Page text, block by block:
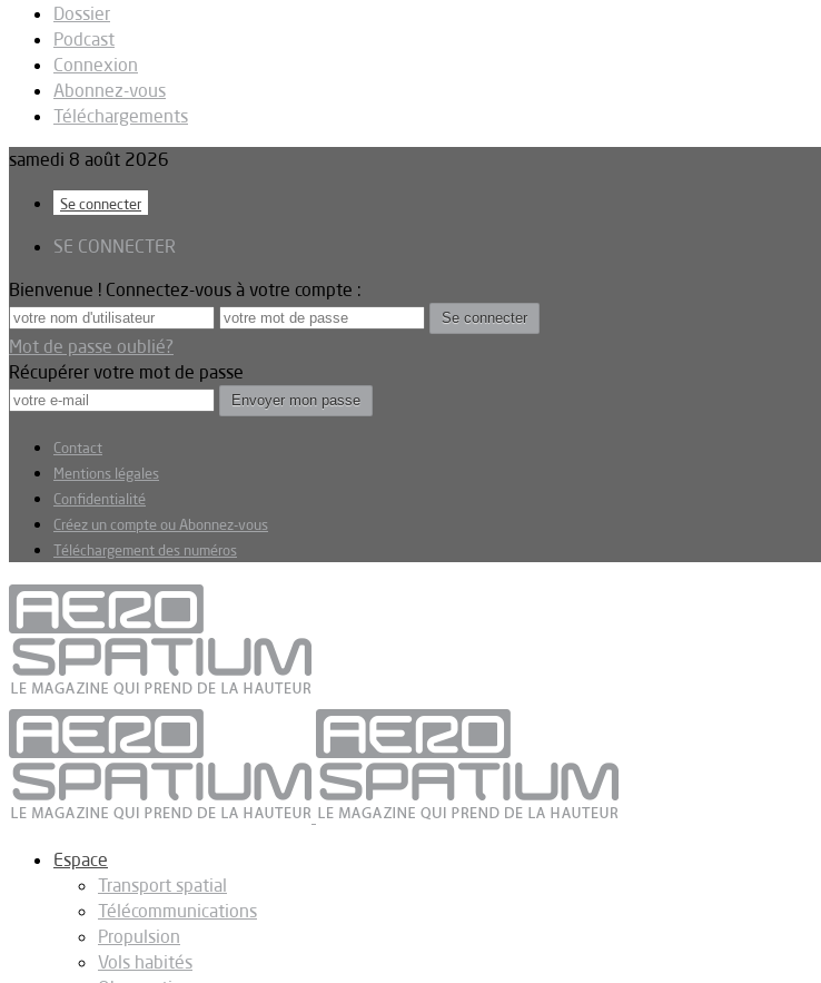
Dossier
Podcast
Connexion
Abonnez-vous
Téléchargements
samedi 8 août 2026
Se connecter
SE CONNECTER
Bienvenue ! Connectez-vous à votre compte :
Mot de passe oublié?
Récupérer votre mot de passe
Contact
Mentions légales
Confidentialité
Créez un compte ou Abonnez-vous
Téléchargement des numéros
Espace
Transport spatial
Télécommunications
Propulsion
Vols habités